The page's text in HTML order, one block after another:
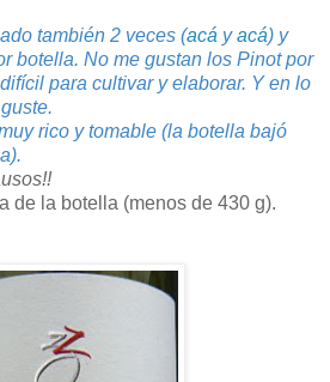
también 2 veces (acá yacá) y
botella. No me gustan los Pinot por
para cultivar y elaborar. Y en lo
rico y tomable (la botella bajó
de la botella (menos de 430 g).